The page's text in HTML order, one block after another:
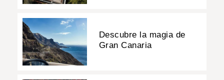
Descubre la magia de
Gran Canaria